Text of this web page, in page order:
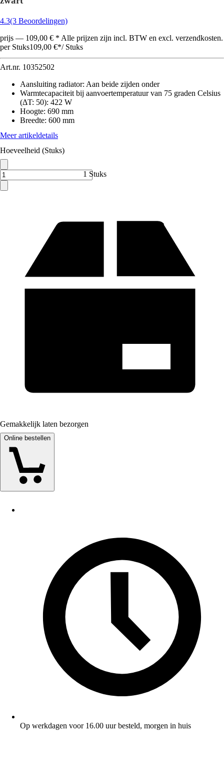
4.3(3 Beoordelingen)
prijs — 109,00 € * Alle prijzen zijn incl. BTW en excl. verzendkosten.
per Stuks109,00 €*/ Stuks
Art.nr. 10352502
Aansluiting radiator: Aan beide zijden onder
Warmtecapaciteit bij aanvoertemperatuur van 75 graden Celsius
(ΔT: 50): 422 W
Hoogte: 690 mm
Breedte: 600 mm
Meer artikeldetails
Hoeveelheid (Stuks)
1 Stuks
Gemakkelijk laten bezorgen
Online bestellen
Op werkdagen voor 16.00 uur besteld, morgen in huis